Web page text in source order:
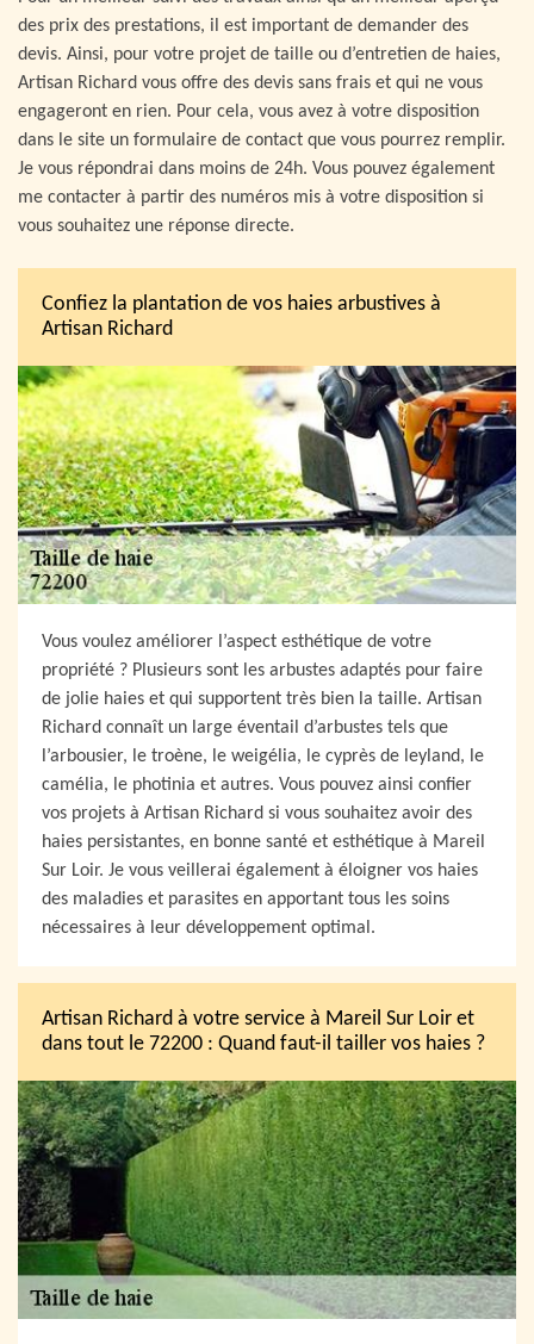
des prix des prestations, il est important de demander des
devis. Ainsi, pour votre projet de taille ou d’entretien de haies,
Artisan Richard vous offre des devis sans frais et qui ne vous
engageront en rien. Pour cela, vous avez à votre disposition
dans le site un formulaire de contact que vous pourrez remplir.
Je vous répondrai dans moins de 24h. Vous pouvez également
me contacter à partir des numéros mis à votre disposition si
vous souhaitez une réponse directe.
Confiez la plantation de vos haies arbustives à
Artisan Richard
Vous voulez améliorer l’aspect esthétique de votre
propriété ? Plusieurs sont les arbustes adaptés pour faire
de jolie haies et qui supportent très bien la taille. Artisan
Richard connaît un large éventail d’arbustes tels que
l’arbousier, le troène, le weigélia, le cyprès de leyland, le
camélia, le photinia et autres. Vous pouvez ainsi confier
vos projets à Artisan Richard si vous souhaitez avoir des
haies persistantes, en bonne santé et esthétique à Mareil
Sur Loir. Je vous veillerai également à éloigner vos haies
des maladies et parasites en apportant tous les soins
nécessaires à leur développement optimal.
Artisan Richard à votre service à Mareil Sur Loir et
dans tout le 72200 : Quand faut-il tailler vos haies ?